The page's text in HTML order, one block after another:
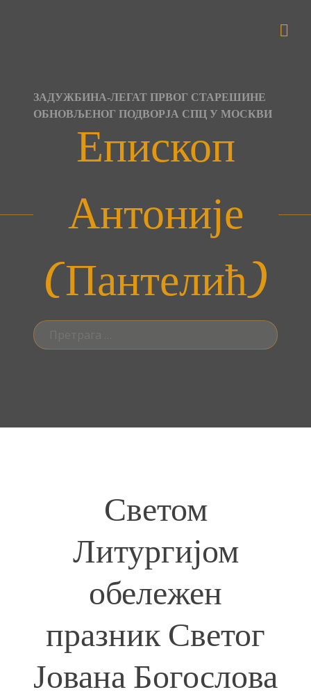
ЗАДУЖБИНА-ЛЕГАТ ПРВОГ СТАРЕШИНЕ
ОБНОВЉЕНОГ ПОДВОРЈА СПЦ У МОСКВИ
Епископ
Антоније
(Пантелић)
Претрага
за:
Светом
Литургијом
обележен
празник Светог
Јована Богослова